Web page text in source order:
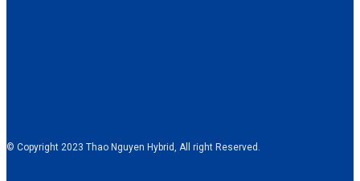
© Copyright 2023 Thao Nguyen Hybrid, All right Reserved.